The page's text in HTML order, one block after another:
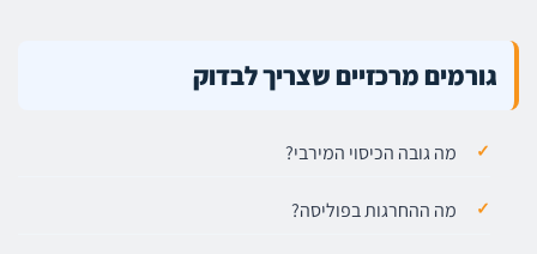
גורמים מרכזיים שצריך לבדוק
מה גובה הכיסוי המירבי?
מה ההחרגות בפוליסה?